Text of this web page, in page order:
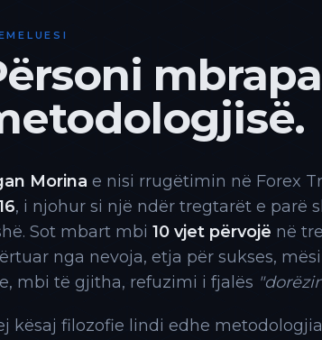
mbrapa
Morina e nisi rrugëtimin në Forex
, i njohur si një ndër tregtarët e parë
Sot mbart mbi 10 vjet përvojë në
nga nevoja, etja për sukses,
mbi të gjitha, refuzimi i fjalës
kësaj filozofie lindi edhe metodologjia